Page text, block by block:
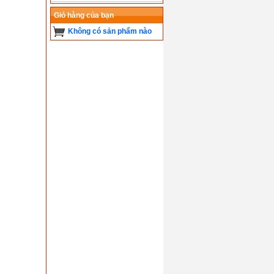
Giỏ hàng của bạn
Không có sản phẩm nào